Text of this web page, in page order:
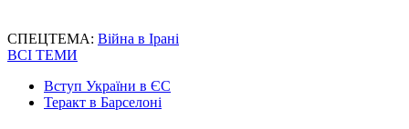
СПЕЦТЕМА: Війна в Ірані
ВСІ ТЕМИ
Вступ України в ЄС
Теракт в Барселоні